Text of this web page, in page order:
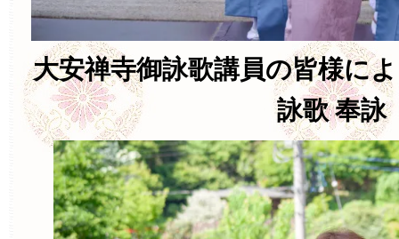
大安禅寺御詠歌講員の皆様に
詠歌 奉詠